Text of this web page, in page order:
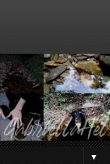
▼